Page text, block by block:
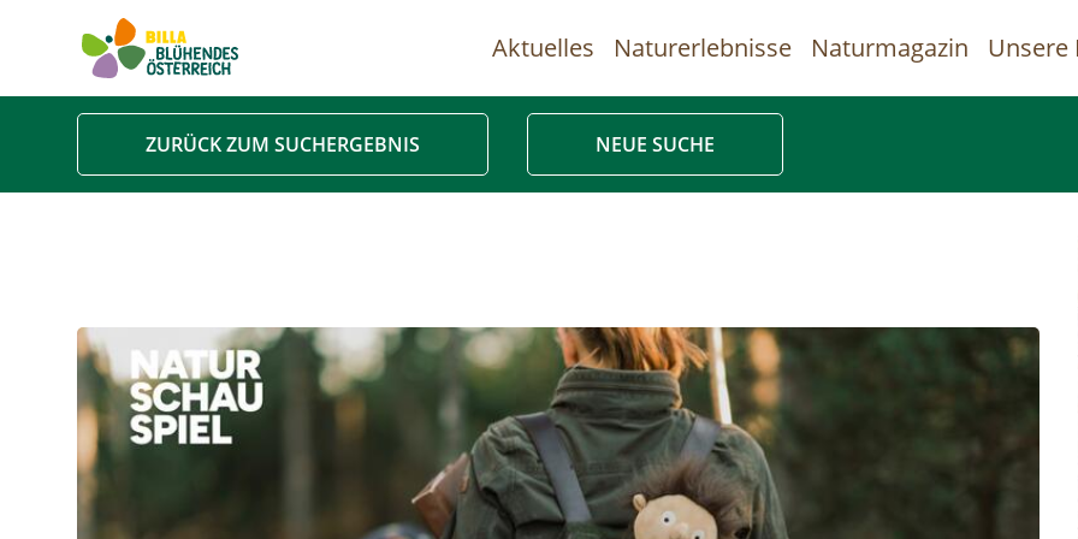
Direkt
Hauptnavigation
Aktuelles Naturerlebnisse Naturmagazin Unsere
ZURÜCK ZUM SUCHERGEBNIS NEUE SUCHE